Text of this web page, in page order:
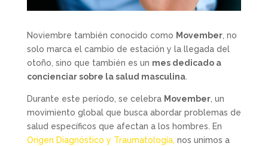
Noviembre también conocido como Movember, no
solo marca el cambio de estación y la llegada del
otoño, sino que también es un mes dedicado a
concienciar sobre la salud masculina.
Durante este período, se celebra Movember, un
movimiento global que busca abordar problemas de
salud específicos que afectan a los hombres. En
Origen Diagnóstico y Traumatología, nos unimos a